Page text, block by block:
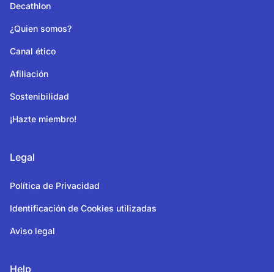
Decathlon
¿Quien somos?
Canal ético
Afiliación
Sostenibilidad
¡Hazte miembro!
Legal
Política de Privacidad
Identificación de Cookies utilizadas
Aviso legal
Help